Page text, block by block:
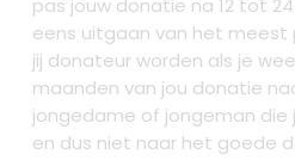
pas jouw donatie na 12 tot
eens uitgaan van het meest
jij donateur worden als je
maanden van jou donatie
jongedame of jongeman die
en dus niet naar het goede